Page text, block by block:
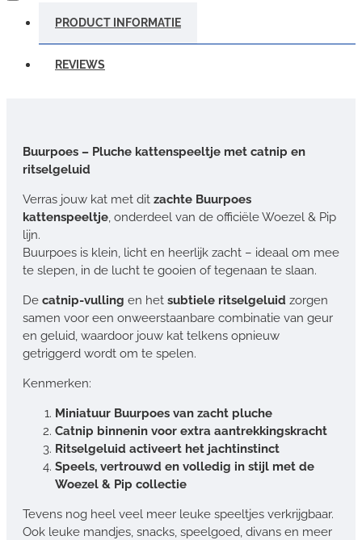
PRODUCT INFORMATIE
REVIEWS
Buurpoes – Pluche kattenspeeltje met catnip en
ritselgeluid
Verras jouw kat met dit zachte Buurpoes
kattenspeeltje, onderdeel van de officiële Woezel & Pip
lijn.
Buurpoes is klein, licht en heerlijk zacht – ideaal om mee
te slepen, in de lucht te gooien of tegenaan te slaan.
De catnip-vulling en het subtiele ritselgeluid zorgen
samen voor een onweerstaanbare combinatie van geur
en geluid, waardoor jouw kat telkens opnieuw
getriggerd wordt om te spelen.
Kenmerken:
Miniatuur Buurpoes van zacht pluche
Catnip binnenin voor extra aantrekkingskracht
Ritselgeluid activeert het jachtinstinct
Speels, vertrouwd en volledig in stijl met de
Woezel & Pip collectie
Tevens nog heel veel meer leuke speeltjes verkrijgbaar.
Ook leuke mandjes, snacks, speelgoed, divans en meer